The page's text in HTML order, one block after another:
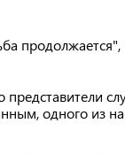
продолжается",
одного из